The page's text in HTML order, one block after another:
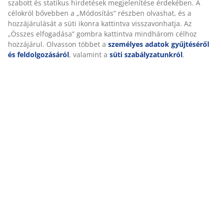
ellenállását növelheti vagy csökkentheti is, hogy
megváltoztassa, mennyi erőre van szükség a
hátradőléshez.
Döntés függőleges pozícióban zárható
A fokozatmentes döntési mechanizmust rögzítheti,